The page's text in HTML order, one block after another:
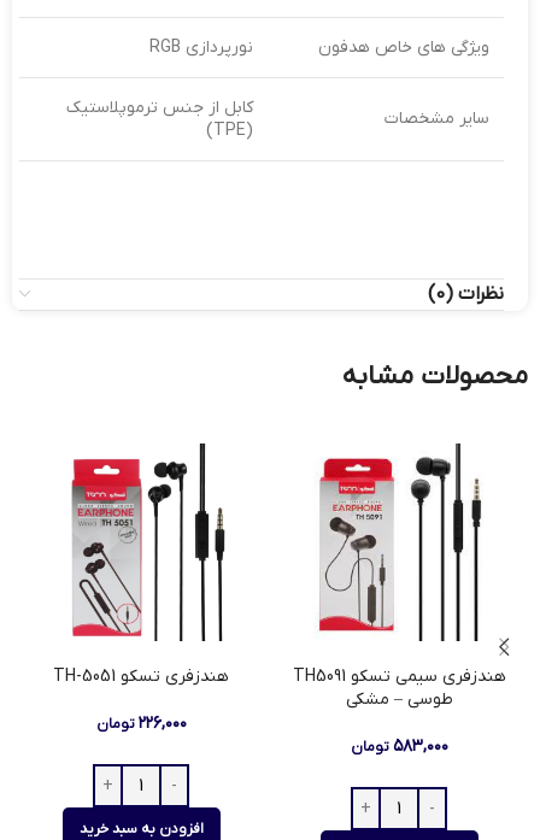
ویژگی‌ های خاص هدفون نورپردازی RGB
سایر مشخصات
کابل از جنس ترموپلاستیک
(TPE)
نظرات (0)
محصولات مشابه
هندزفری سیمی تسکو TH5091
طوسی – مشکی
۵۸۳,۰۰۰ تومان
هندزفری تسکو TH-5051
۲۲۶,۰۰۰ تومان
افزودن به سبد خرید